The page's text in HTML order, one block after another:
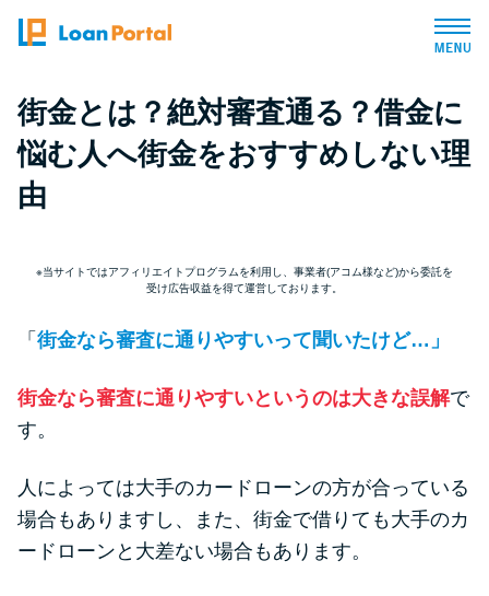
トップページ
おすすめコンテンツ
とにかくすぐ借りたい方向け
便利なコンテンツ
カードローン診断
街金とは？絶対審査通る？借金に
悩む人へ街金をおすすめしない理
由
※当サイトではアフィリエイトプログラムを利用し、事業者(アコム様など)から委託を
受け広告収益を得て運営しております。
「 街金なら審査に通りやすいって聞いたけど…」
街金なら審査に通りやすいというのは大きな誤解で
す。
人によっては大手のカードローンの方が合っている
場合もありますし、また、街金で借りても大手のカ
ードローンと大差ない場合もあります。